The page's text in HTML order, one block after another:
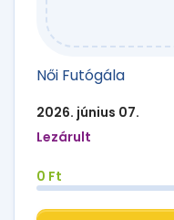
Női Futógála
2026. június 07.
Lezárult
0 Ft